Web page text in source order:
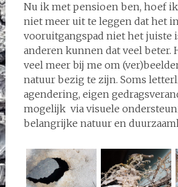
Nu ik met pensioen ben, hoef
niet meer uit te leggen dat het
vooruitgangspad niet het juiste
anderen kunnen dat veel beter.
veel meer bij me om
natuur bezig te zijn. Soms
agendering, eigen
mogelijk via visuele
belangrijke natuur en